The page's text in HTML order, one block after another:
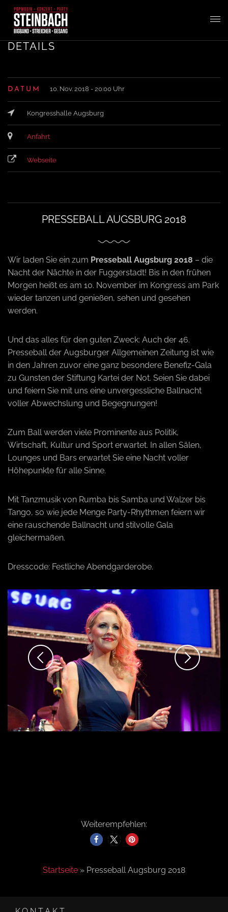
g
DETAILS
DATUM 10. Nov. 2018 - 20:00 Uhr
Kongresshalle Augsburg
Anfahrt
Webseite
PRESSEBALL AUGSBURG 2018
Wir laden Sie ein zum Presseball Augsburg 2018 – die
Nacht der Nächte in der Fuggerstadt! Bis in den frühen
Morgen heißt es am 10. November im Kongress am Park
wieder tanzen und genießen, sehen und gesehen
werden.
Und das alles für den guten Zweck: Auch der 46.
Presseball der Augsburger Allgemeinen Zeitung ist wie
in den Jahren zuvor eine ganz besondere Benefiz-Gala
zu Gunsten der Stiftung Kartei der Not. Seien Sie dabei
und feiern Sie mit uns eine unvergessliche Ballnacht
voller Abwechslung und Begegnungen!
Zum Ball werden viele Prominente aus Politik,
Wirtschaft, Kultur und Sport erwartet. In allen Sälen,
Lounges und Bars erwartet Sie eine Nacht voller
Höhepunkte für alle Sinne.
Mit Tanzmusik von Rumba bis Samba und Walzer bis
Tango, so wie jede Menge Party-Rhythmen feiern wir
eine rauschende Ballnacht und stilvolle Gala
gleichermaßen.
Dresscode: Festliche Abendgarderobe.
Weiterempfehlen:
Startseite » Presseball Augsburg 2018